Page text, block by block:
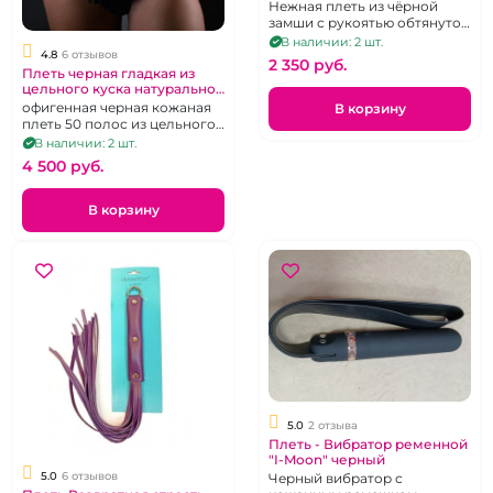
4.8 6 отзывов
Плеть черная гладкая из
цельного куска натуральной
кожи "BDSM Arsenal"
офигенная черная кожаная
плеть 50 полос из цельного
куска кожи
В наличии: 2 шт.
4 500 pуб.
В корзину
Нежная плеть из чёрной
замши с рукоятью обтянутой
фиолетовым бархатом.
В наличии: 2 шт.
2 350 pуб.
В корзину
5.0 6 отзывов
5.0 2 отзыва
Плеть - Вибратор ременной
"I-Moon" черный
Черный вибратор с